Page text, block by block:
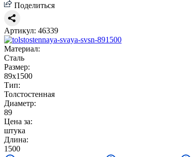
Поделиться
Артикул: 46339
Материал:
Сталь
Размер:
89х1500
Тип:
Толстостенная
Диаметр:
89
Цена за:
штука
Длина:
1500